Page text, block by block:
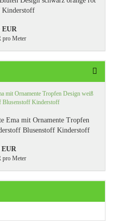
Kinderstoff
EUR
pro Meter
Ema mit Ornamente Tropfen
Blusenstoff Kinderstoff
EUR
pro Meter